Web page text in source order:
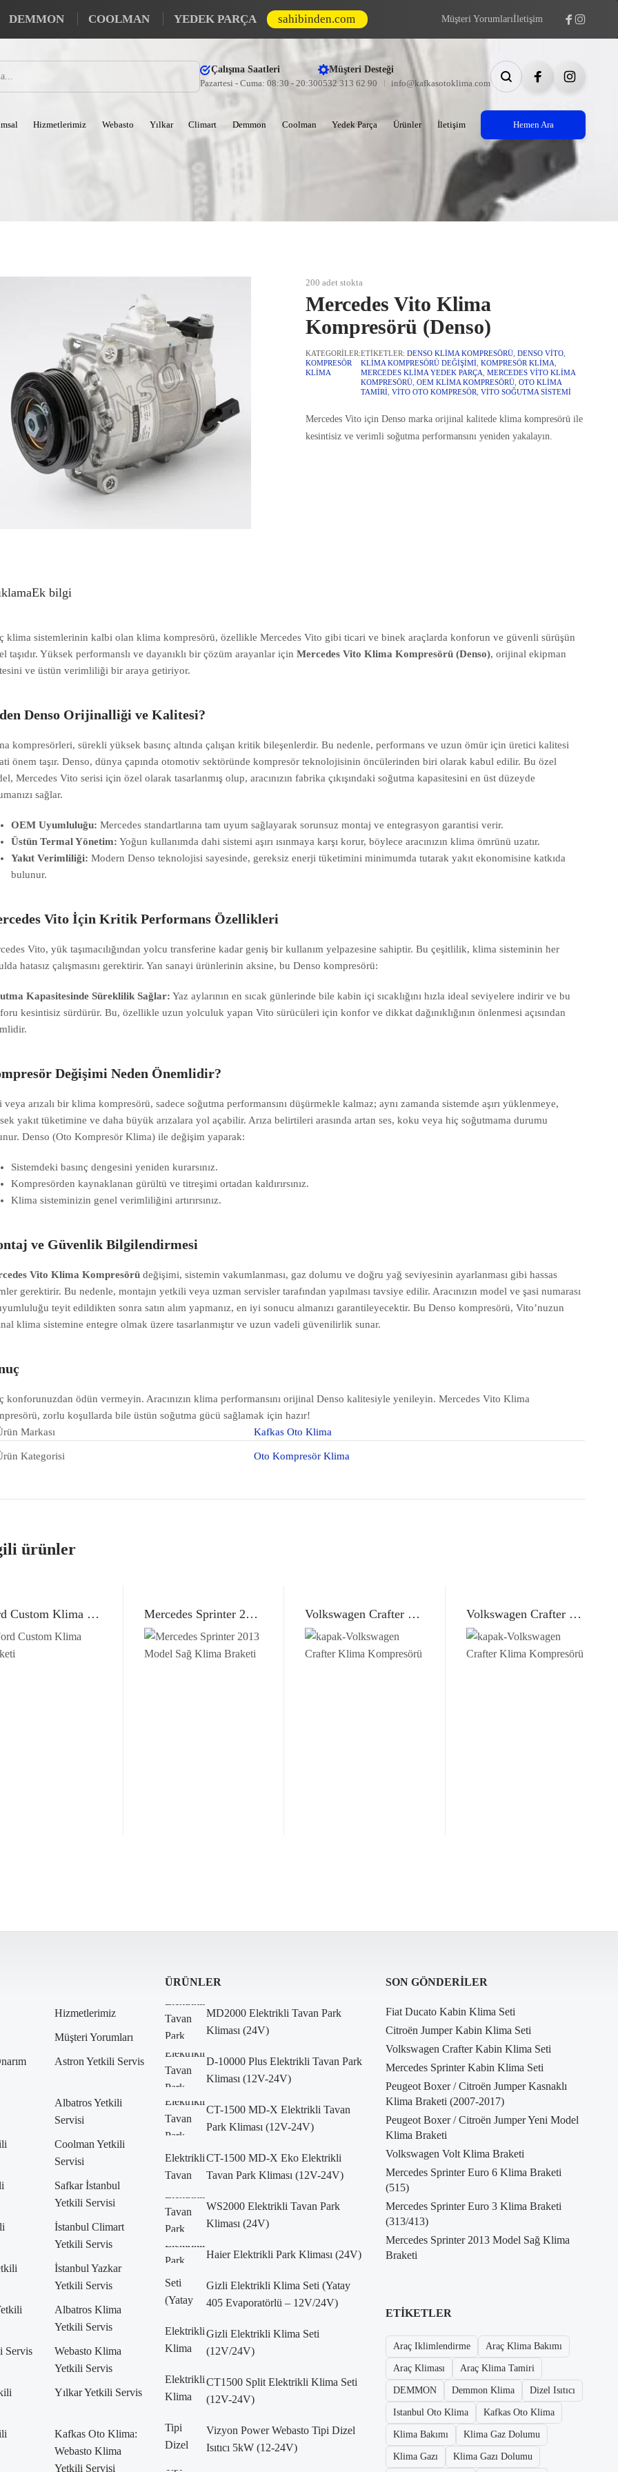
DEMMON COOLMAN YEDEK PARÇA sahibinden.com Müşteri Yorumlarıİletişim
Çalışma Saatleri
Pazartesi - Cuma: 08:30 - 20:30
Müşteri Desteği
0532 313 62 90
info@kafkasotoklima.com
Hizmetlerimiz Webasto Yılkar Climart Demmon Coolman Yedek Parça Ürünler İletişim Hemen Ara
Mercedes Vito Klima
Kompresörü (Denso)
Mercedes Vito için Denso marka orijinal kalitede klima kompresörü ile
kesintisiz ve verimli soğutma performansını yeniden yakalayın.
200 adet stokta
KATEGORILER:
KOMPRESÖR
KLIMA
ETIKETLER: DENSO KLIMA KOMPRESÖRÜ, DENSO VITO,
KLIMA KOMPRESÖRÜ DEĞIŞIMI, KOMPRESÖR KLIMA
MERCEDES KLIMA YEDEK PARÇA MERCEDES VITO KLIMA
KOMPRESÖRÜ, OEM KLIMA KOMPRESÖRÜ, OTO KLIMA
TAMIRI, VITO OTO KOMPRESÖR VITO SOĞUTMA SISTEMI
Ek bilgi
klima sistemlerinin kalbi olan klima kompresörü, özellikle Mercedes Vito gibi ticari ve binek araçlarda konforun ve güvenli sürüşün
taşıdır. Yüksek performanslı ve dayanıklı bir çözüm arayanlar içinMercedes Vito Klima Kompresörü (Denso), orijinal ekipman
ve üstün verimliliği bir araya getiriyor.
Denso Orijinalliği ve Kalitesi?
kompresörleri, sürekli yüksek basınç altında çalışan kritik bileşenlerdir. Bu nedenle, performans ve uzun ömür için üretici kalitesi
önem taşır. Denso, dünya çapında otomotiv sektöründe kompresör teknolojisinin öncülerinden biri olarak kabul edilir. Bu özel
Mercedes Vito serisi için özel olarak tasarlanmış olup, aracınızın fabrika çıkışındaki soğutma kapasitesini en üst düzeyde
sağlar.
OEM Uyumluluğu: Mercedes standartlarına tam uyum sağlayarak sorunsuz montaj ve entegrasyon garantisi verir.
Üstün Termal Yönetim: Yoğun kullanımda dahi sistemi aşırı ısınmaya karşı korur, böylece aracınızın klima ömrünü uzatır.
Yakıt Verimliliği: Modern Denso teknolojisi sayesinde, gereksiz enerji tüketimini minimumda tutarak yakıt ekonomisine katkıda
bulunur.
Vito İçin Kritik Performans Özellikleri
Vito, yük taşımacılığından yolcu transferine kadar geniş bir kullanım yelpazesine sahiptir. Bu çeşitlilik, klima sisteminin her
hatasız çalışmasını gerektirir. Yan sanayi ürünlerinin aksine, bu Denso kompresörü:
Kapasitesinde Süreklilik Sağlar: Yaz aylarının en sıcak günlerinde bile kabin içi sıcaklığını hızla ideal seviyelere indirir ve bu
kesintisiz sürdürür. Bu, özellikle uzun yolculuk yapan Vito sürücüleri için konfor ve dikkat dağınıklığının önlenmesi açısından
Değişimi Neden Önemlidir?
veya arızalı bir klima kompresörü, sadece soğutma performansını düşürmekle kalmaz; aynı zamanda sistemde aşırı yüklenmeye,
yakıt tüketimine ve daha büyük arızalara yol açabilir. Arıza belirtileri arasında artan ses, koku veya hiç soğutmama durumu
Denso (Oto Kompresör Klima) ile değişim yaparak:
Sistemdeki basınç dengesini yeniden kurarsınız.
Kompresörden kaynaklanan gürültü ve titreşimi ortadan kaldırırsınız.
Klima sisteminizin genel verimliliğini artırırsınız.
ve Güvenlik Bilgilendirmesi
Vito Klima Kompresörü değişimi, sistemin vakumlanması, gaz dolumu ve doğru yağ seviyesinin ayarlanması gibi hassas
gerektirir. Bu nedenle, montajın yetkili veya uzman servisler tarafından yapılması tavsiye edilir. Aracınızın model ve şasi numarası
teyit edildikten sonra satın alım yapmanız, en iyi sonucu almanızı garantileyecektir. Bu Denso kompresörü, Vito’nuzun
klima sistemine entegre olmak üzere tasarlanmıştır ve uzun vadeli güvenilirlik sunar.
konforunuzdan ödün vermeyin. Aracınızın klima performansını orijinal Denso kalitesiyle yenileyin. Mercedes Vito Klima
zorlu koşullarda bile üstün soğutma gücü sağlamak için hazır!
Markası
Kafkas Oto Klima
Kategorisi Oto Kompresör Klima
ürünler
Ford Custom Klima Braketi Mercedes Sprinter 2013 Model Sağ Klima Braketi Volkswagen Crafter Klima Kompresörü (Denso) Volkswagen Crafter Klima Kompresörü
Hizmetlerimiz
Müşteri Yorumları
Astron Yetkili Servis
Albatros Yetkili
Servisi
Coolman Yetkili
Servisi
Safkar İstanbul
Yetkili Servisi
İstanbul Climart
Yetkili Servis
İstanbul Yazkar
Yetkili Servis
Albatros Klima
Yetkili Servis
Servis
Webasto Klima
Yetkili Servis
Yılkar Yetkili Servis
Kafkas Oto Klima:
Webasto Klima
Yetkili Servisi
ÜRÜNLER
MD2000 Elektrikli Tavan Park
Kliması (24V)
D-10000 Plus Elektrikli Tavan Park
Kliması (12V-24V)
CT-1500 MD-X Elektrikli Tavan
Park Kliması (12V-24V)
CT-1500 MD-X Eko Elektrikli
Tavan Park Kliması (12V-24V)
WS2000 Elektrikli Tavan Park
Kliması (24V)
Haier Elektrikli Park Kliması (24V)
Gizli Elektrikli Klima Seti (Yatay
405 Evaporatörlü – 12V/24V)
Gizli Elektrikli Klima Seti
(12V/24V)
CT1500 Split Elektrikli Klima Seti
(12V-24V)
Vizyon Power Webasto Tipi Dizel
Isıtıcı 5kW (12-24V)
SON GÖNDERILER
Fiat Ducato Kabin Klima Seti
Citroën Jumper Kabin Klima Seti
Volkswagen Crafter Kabin Klima Seti
Mercedes Sprinter Kabin Klima Seti
Peugeot Boxer / Citroën Jumper Kasnaklı
Klima Braketi (2007-2017)
Peugeot Boxer / Citroën Jumper Yeni Model
Klima Braketi
Volkswagen Volt Klima Braketi
Mercedes Sprinter Euro 6 Klima Braketi
(515)
Mercedes Sprinter Euro 3 Klima Braketi
(313/413)
Mercedes Sprinter 2013 Model Sağ Klima
Braketi
ETIKETLER
Araç Iklimlendirme Araç Klima Bakımı
Araç Kliması Araç Klima Tamiri
DEMMON Demmon Klima Dizel Isıtıcı
Istanbul Oto Klima Kafkas Oto Klima
Klima Bakımı Klima Gaz Dolumu
Klima Gazı Klima Gazı Dolumu